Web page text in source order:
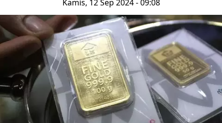
Kamis, 12 Sep 2024 - 09:08